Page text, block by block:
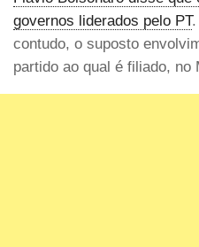
governos liderados pelo PT.
contudo, o suposto
partido ao qual é filiado, no